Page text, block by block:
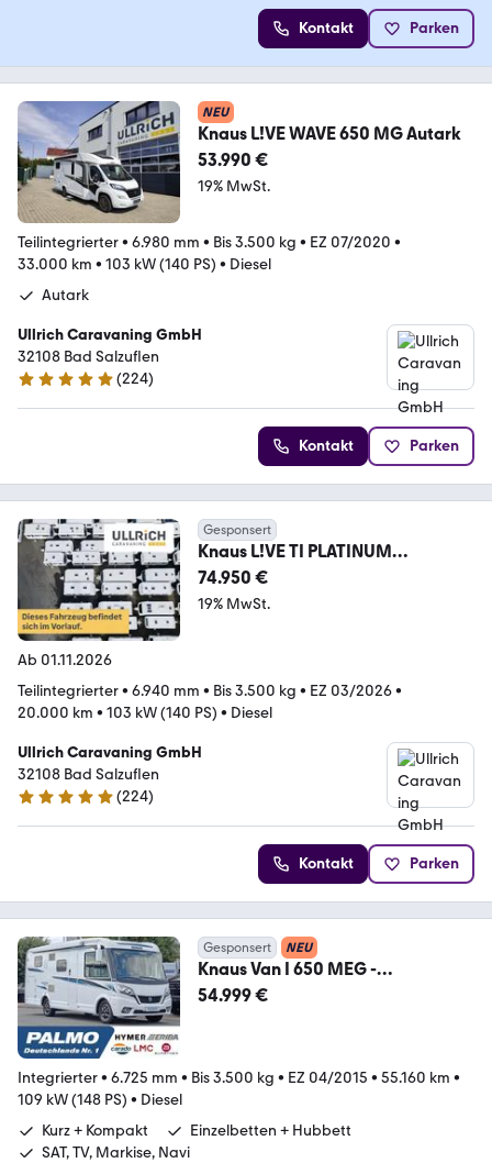
Kontakt Parken
NEU
Knaus L!VE WAVE 650 MG Autark
53.990 €
19% MwSt.
Teilintegrierter• 6.980 mm • Bis 3.500 kg • EZ 07/2020 •
33.000 km • 103 kW (140 PS) • Diesel
Autark
Ullrich Caravaning GmbH
32108 Bad Salzuflen
4.9 Sterne
(224)
Kontakt Parken
Gesponsert
Knaus L!VE TI PLATINUM
SELECTION 650 MEG ab Nov.26
74.950 €
19% MwSt.
Ab 01.11.2026
Teilintegrierter• 6.940 mm • Bis 3.500 kg • EZ 03/2026•
20.000 km • 103 kW (140 PS) • Diesel
Ullrich Caravaning GmbH
32108 Bad Salzuflen
4.9 Sterne
(224)
Kontakt Parken
Gesponsert NEU
Knaus Van I 650 MEG -
Einzelbetten + Hubbett, AHK, TV
54.999 €
Integrierter• 6.725 mm • Bis 3.500 kg • EZ 04/2015 • 55.160 km •
109 kW (148 PS) • Diesel
Kurz + Kompakt
Einzelbetten + Hubbett
SAT, TV, Markise, Navi